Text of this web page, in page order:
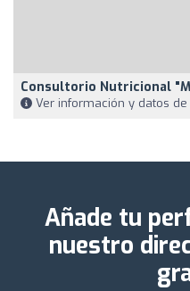
Consultorio Nutricional
Ver información y datos
Añade tu
nuestro